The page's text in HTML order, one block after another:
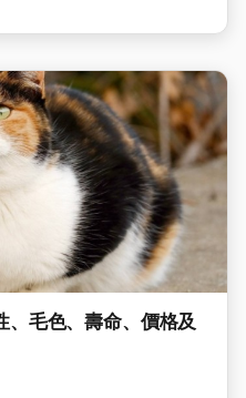
、毛色、壽命、價格及